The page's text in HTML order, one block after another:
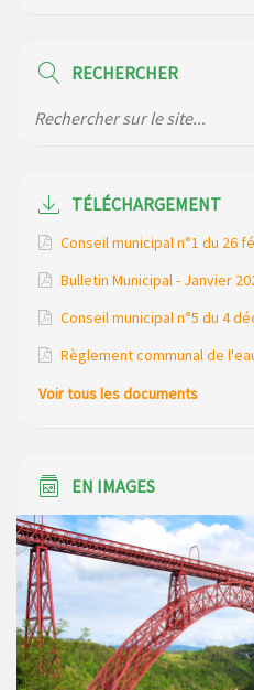
du mois de avril 2026
Réunion d’installation du
Loubaresse le vendredi 20 mars
2026
RECHERCHER
TÉLÉCHARGEMENT
Conseil municipal n°1 du 26
Bulletin Municipal - Janvier
Conseil municipal n°5 du 4
Règlement communal de
Voir tous les documents
EN IMAGES